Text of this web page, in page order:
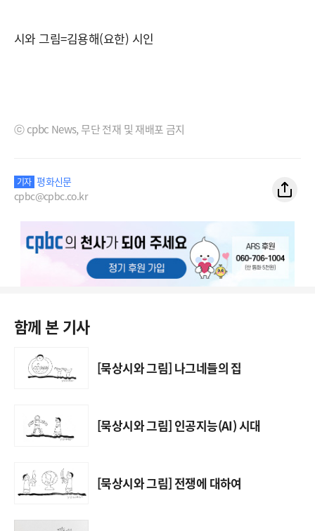
시와 그림=김용해(요한) 시인
ⓒ cpbc News, 무단 전재 및 재배포 금지
기자 평화신문
cpbc@cpbc.co.kr
함께 본 기사
[묵상시와 그림] 나그네들의 집
[묵상시와 그림] 인공지능(AI) 시대
[묵상시와 그림] 전쟁에 대하여